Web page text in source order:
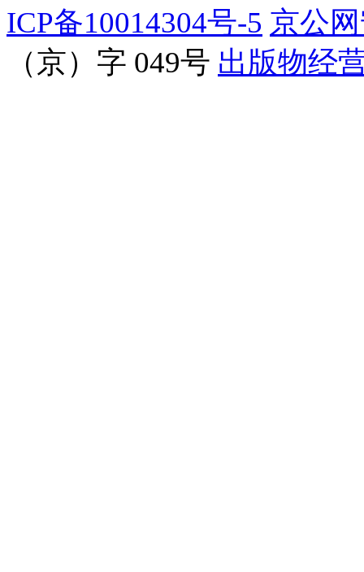
ICP备10014304号-5 京公
（京）字 049号 出版物经